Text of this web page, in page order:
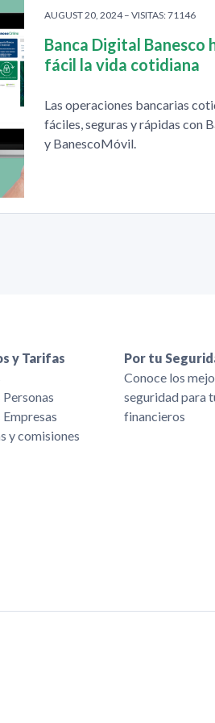
AUGUST 20, 2024 – VISITAS: 71146
Banca Digital Banesco
fácil la vida cotidiana
Las operaciones bancarias
fáciles, seguras y rápidas con
y BanescoMóvil.
y Tarifas
Personas
Empresas
y comisiones
Por tu
Conoce los
seguridad para
financieros